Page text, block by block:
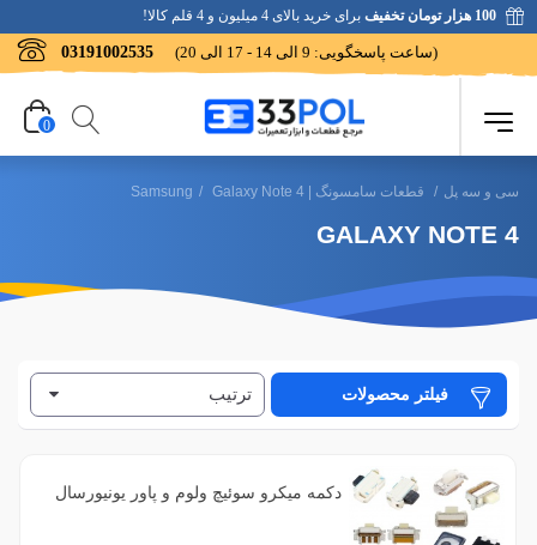
100 هزار تومان تخفیف برای خرید بالای 4 میلیون و 4 قلم کالا!
03191002535 (ساعت پاسخگویی: 9 الی 14 - 17 الی 20)
0
سی و سه پل / قطعات سامسونگ | Samsung / Galaxy Note 4
GALAXY NOTE 4
فیلتر محصولات ترتیب
دکمه میکرو سوئیچ ولوم و پاور یونیورسال